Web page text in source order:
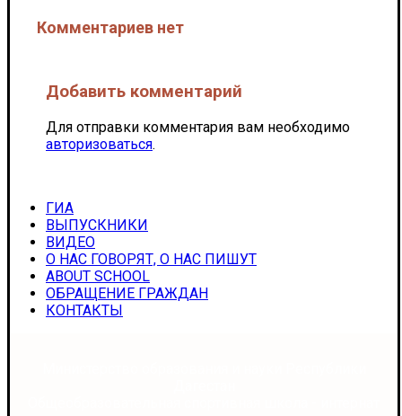
Комментариев нет
Добавить комментарий
Для отправки комментария вам необходимо
авторизоваться.
ГИА
ВЫПУСКНИКИ
ВИДЕО
О НАС ГОВОРЯТ, О НАС ПИШУТ
ABOUT SCHOOL
ОБРАЩЕНИЕ ГРАЖДАН
КОНТАКТЫ